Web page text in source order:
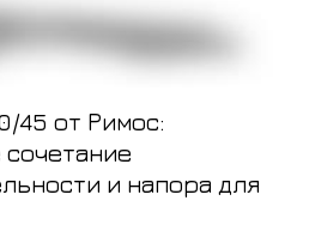
45 от Римос:
и напора для